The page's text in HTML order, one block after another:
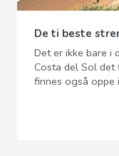
De ti beste
Det er ikke bare i
Costa del Sol det
finnes også oppe